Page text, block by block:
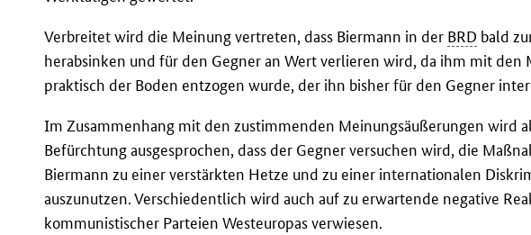
Verbreitet wird die Meinung vertreten, dass Biermann in der BRD bald
herabsinken und für den Gegner an Wert verlieren wird, da ihm mit den
praktisch der Boden entzogen wurde, der ihn bisher für den Gegner
Im Zusammenhang mit den zustimmenden Meinungsäußerungen wird
Befürchtung ausgesprochen, dass der Gegner versuchen wird, die
Biermann zu einer verstärkten Hetze und zu einer internationalen
auszunutzen. Verschiedentlich wird auch auf zu erwartende negative
kommunistischer Parteien Westeuropas verwiesen.